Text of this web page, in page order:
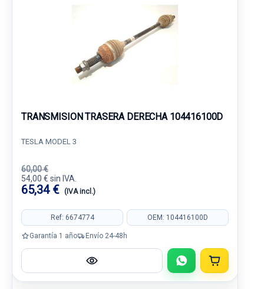
TRANSMISION TRASERA DERECHA 104416100D
TESLA MODEL 3
60,00 €
54,00 € sin IVA.
65,34 € (IVA incl.)
Ref: 6674774 OEM: 104416100D
Garantía 1 año Envío 24-48h